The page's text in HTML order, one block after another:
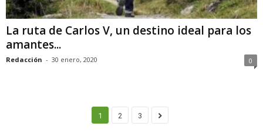
La ruta de Carlos V, un destino ideal para los
amantes...
Redacción - 30 enero, 2020 0
1 2 3